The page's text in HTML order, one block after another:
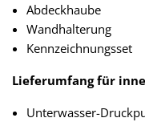
Abdeckhaube
Wandhalterung
Kennzeichnungsset
Lieferumfang für
Unterwasser-